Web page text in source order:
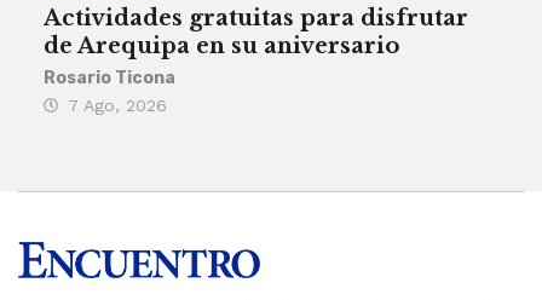
Actividades gratuitas para disfrutar
de Arequipa en su aniversario
Rosario Ticona
7 Ago, 2026